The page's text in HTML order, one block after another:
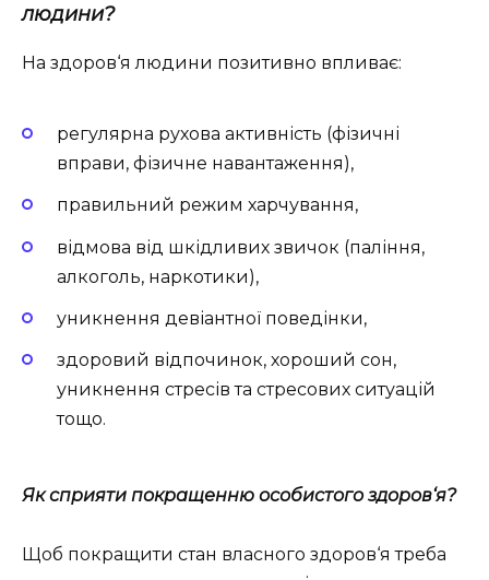
людини?
На здоров‘я людини позитивно впливає:
регулярна рухова активність (фізичні
вправи, фізичне навантаження),
правильний режим харчування,
відмова від шкідливих звичок (паління,
алкоголь, наркотики),
уникнення девіантної поведінки,
здоровий відпочинок, хороший сон,
уникнення стресів та стресових ситуацій
тощо.
Як сприяти покращенню особистого здоров‘я?
Щоб покращити стан власного здоров‘я треба